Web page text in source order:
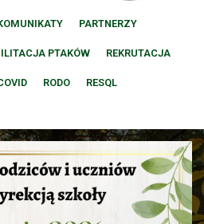
PARTNERZY
PTAKÓW REKRUTACJA
RODO RESQL